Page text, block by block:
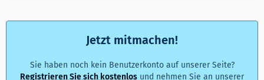
Jetzt mitmachen!
Sie haben noch kein Benutzerkonto auf unserer Seite?
Registrieren Sie sich kostenlos und nehmen Sie an unserer